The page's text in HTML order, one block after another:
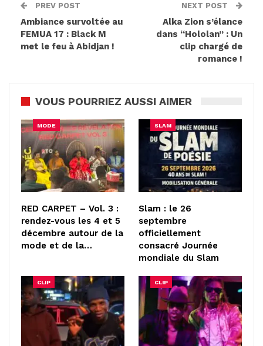
PREV POST
Ambiance survoltée au
FEMUA 17 : Black M
met le feu à Abidjan !
NEXT POST
Alka Zion s’élance
dans “Hololan” : Un
clip chargé de
romance !
VOUS POURRIEZ AUSSI AIMER
MODE
RED CARPET – Vol. 3 :
rendez-vous les 4 et 5
décembre autour de la
mode et de la…
SLAM
Slam : le 26
septembre
officiellement
consacré Journée
mondiale du Slam
CLIP CLIP